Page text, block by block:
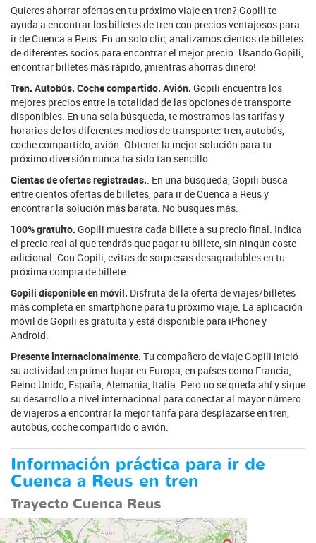
Quieres ahorrar ofertas en tu próximo viaje en tren? Gopili te
ayuda a encontrar los billetes de tren con precios ventajosos para
ir de Cuenca a Reus. En un solo clic, analizamos cientos de billetes
de diferentes socios para encontrar el mejor precio. Usando Gopili,
encontrar billetes más rápido, ¡mientras ahorras dinero!
Tren. Autobús. Coche compartido. Avión. Gopili encuentra los
mejores precios entre la totalidad de las opciones de transporte
disponibles. En una sola búsqueda, te mostramos las tarifas y
horarios de los diferentes medios de transporte: tren, autobús,
coche compartido, avión. Obtener la mejor solución para tu
próximo diversión nunca ha sido tan sencillo.
Cientas de ofertas registradas. . En una búsqueda, Gopili busca
entre cientos ofertas de billetes, para ir de Cuenca a Reus y
encontrar la solución más barata. No busques más.
100% gratuito. Gopili muestra cada billete a su precio final. Indica
el precio real al que tendrás que pagar tu billete, sin ningún coste
adicional. Con Gopili, evitas de sorpresas desagradables en tu
próxima compra de billete.
Gopili disponible en móvil. Disfruta de la oferta de viajes/billetes
más completa en smartphone para tu próximo viaje. La aplicación
móvil de Gopili es gratuita y está disponible para iPhone y
Android.
Presente internacionalmente. Tu compañero de viaje Gopili inició
su actividad en primer lugar en Europa, en países como Francia,
Reino Unido, España, Alemania, Italia. Pero no se queda ahí y sigue
su desarrollo a nivel internacional para conectar al mayor número
de viajeros a encontrar la mejor tarifa para desplazarse en tren,
autobús, coche compartido o avión.
Información práctica para ir de
Cuenca a Reus en tren
Trayecto Cuenca Reus